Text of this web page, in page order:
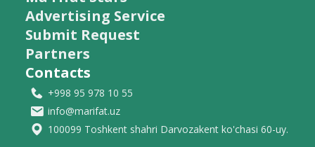
Advertising Service
Submit Request
Partners
Contacts
+998 95 978 10 55
info@marifat.uz
100099 Toshkent shahri Darvozakent ko'chasi 60-uy.